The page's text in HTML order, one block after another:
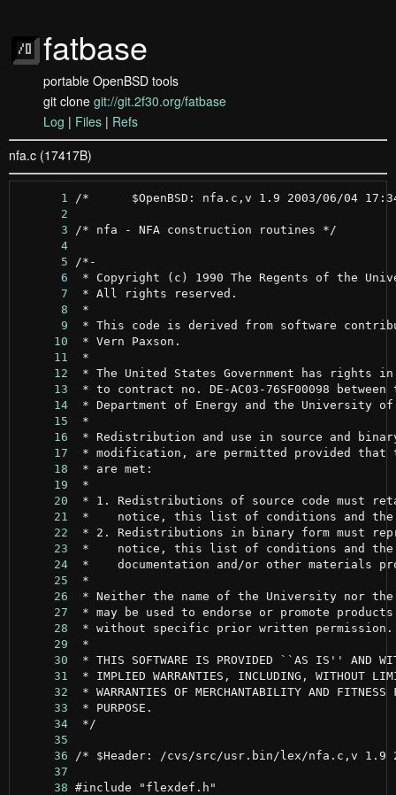
fatbase
portable OpenBSD tools
git clone git://git.2f30.org/fatbase
Log | Files | Refs
nfa.c (17417B)
      1
      2
      3
      4
      5
      6
      7
      8
      9
     10
     11
     12
     13
     14
     15
     16
     17
     18
     19
     20
     21
     22
     23
     24
     25
     26
     27
     28
     29
     30
     31
     32
     33
     34
     35
     36
     37
     38